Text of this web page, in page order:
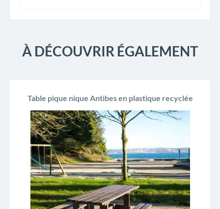
À DÉCOUVRIR ÉGALEMENT
Table pique nique Antibes en plastique recyclée